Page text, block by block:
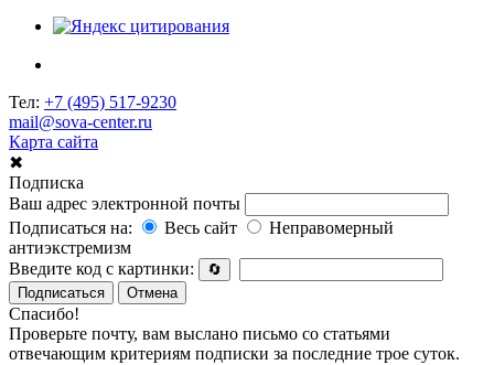
Тел: +7 (495) 517-9230
mail@sova-center.ru
Карта сайта
✖
Подписка
Ваш адрес электронной почты
Подписаться на:
Весь сайт
Неправомерный
антиэкстремизм
Введите код с картинки:
🔄
Подписаться
Отмена
Спасибо!
Проверьте почту, вам выслано письмо со статьями
отвечающим критериям подписки за последние трое суток.